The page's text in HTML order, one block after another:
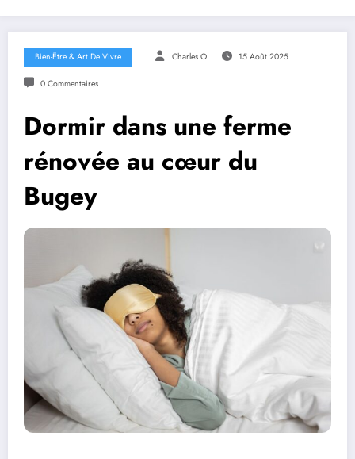
Bien-Être & Art De Vivre Charles O 15 Août 2025
0 Commentaires
Dormir dans une ferme
rénovée au cœur du
Bugey